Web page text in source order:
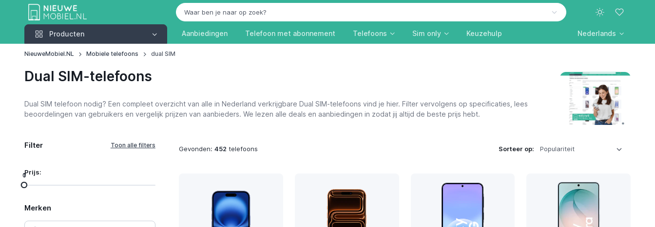
Producten
Producten Aanbiedingen Telefoon met abonnement Telefoons Sim only Keuzehulp Nederlands
NieuweMobiel.NL Mobiele telefoons dual SIM
Dual SIM-telefoons
Dual SIM telefoon nodig? Een compleet overzicht van alle in Nederland verkrijgbare Dual SIM-telefoons vind je hier. Filter vervolgens op specificaties, lees
beoordelingen van gebruikers en vergelijk prijzen van aanbieders. We lezen alle deals en aanbiedingen in zodat jij altijd de beste prijs hebt.
Filter
Prijs:
0
1
Merken
Gevonden: 452 telefoons Sorteer op: